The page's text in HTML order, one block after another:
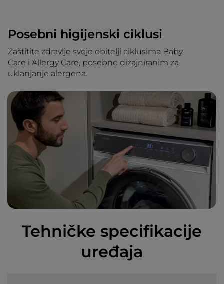
Posebni higijenski ciklusi
Zaštitite zdravlje svoje obitelji ciklusima Baby
Care i Allergy Care, posebno dizajniranim za
uklanjanje alergena.
Tehničke specifikacije
uređaja